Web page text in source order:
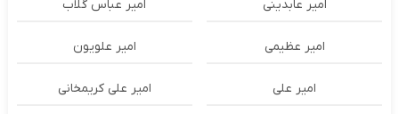
امیر عابدینی امیر عباس گلاب
امیر عظیمی امیر علویون
امیر علی امیر علی کریمخانی